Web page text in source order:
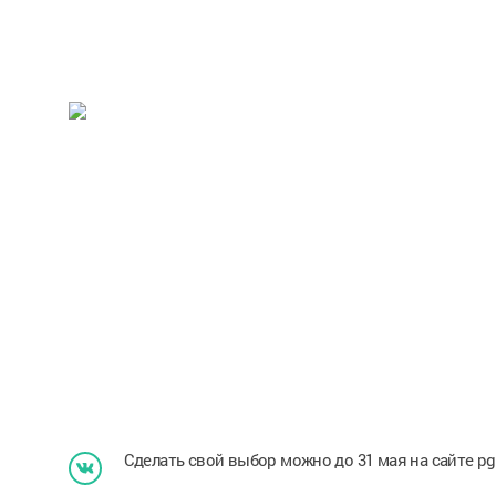
Сделать свой выбор можно до 31 мая на сайте